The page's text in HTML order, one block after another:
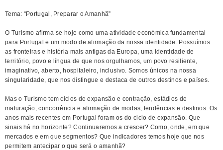
Tema: “Portugal, Preparar o Amanhã”
O Turismo afirma-se hoje como uma atividade económica fundamental
para Portugal e um modo de afirmação da nossa identidade. Possuímos
as fronteiras e história mais antigas da Europa, uma identidade de
território, povo e língua de que nos orgulhamos, um povo resiliente,
imaginativo, aberto, hospitaleiro, inclusivo. Somos únicos na nossa
singularidade, que nos distingue e destaca de outros destinos e países.
Mas o Turismo tem ciclos de expansão e contração, estádios de
maturação, concorrência e afirmação de modas, tendências e destinos. Os
anos mais recentes em Portugal foram os do ciclo de expansão. Que
sinais há no horizonte? Continuaremos a crescer? Como, onde, em que
mercados e em que segmentos? Que indicadores temos hoje que nos
permitem antecipar o que será o amanhã?